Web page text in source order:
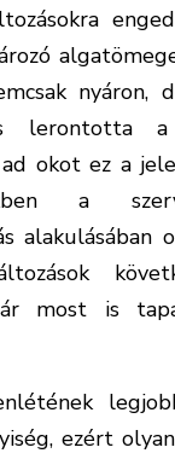
nyáron,
lerontotta a
okot ez a
a
alakulásában
most is
ezért